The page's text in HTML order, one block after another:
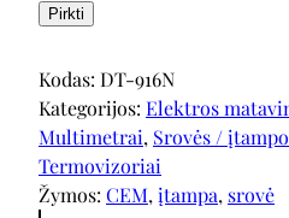
Pirkti
Kodas: DT-916N
Kategorijos: Elektros
Multimetrai, Srovės /
Termovizoriai
Žymos: CEM, įtampa, srovė